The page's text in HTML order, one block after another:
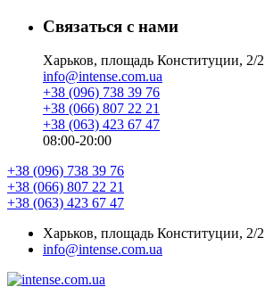
Связаться с нами
Харьков, площадь Конституции, 2/2
info@intense.com.ua
+38 (096) 738 39 76
+38 (066) 807 22 21
+38 (063) 423 67 47
08:00-20:00
+38 (096) 738 39 76
+38 (066) 807 22 21
+38 (063) 423 67 47
Харьков, площадь Конституции, 2/2
info@intense.com.ua